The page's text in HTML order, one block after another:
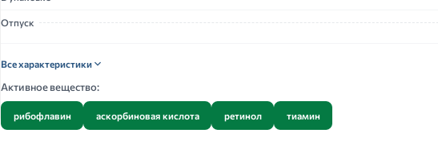
Отпуск
Все характеристики
Активное вещество:
рибофлавин аскорбиновая кислота ретинол тиамин